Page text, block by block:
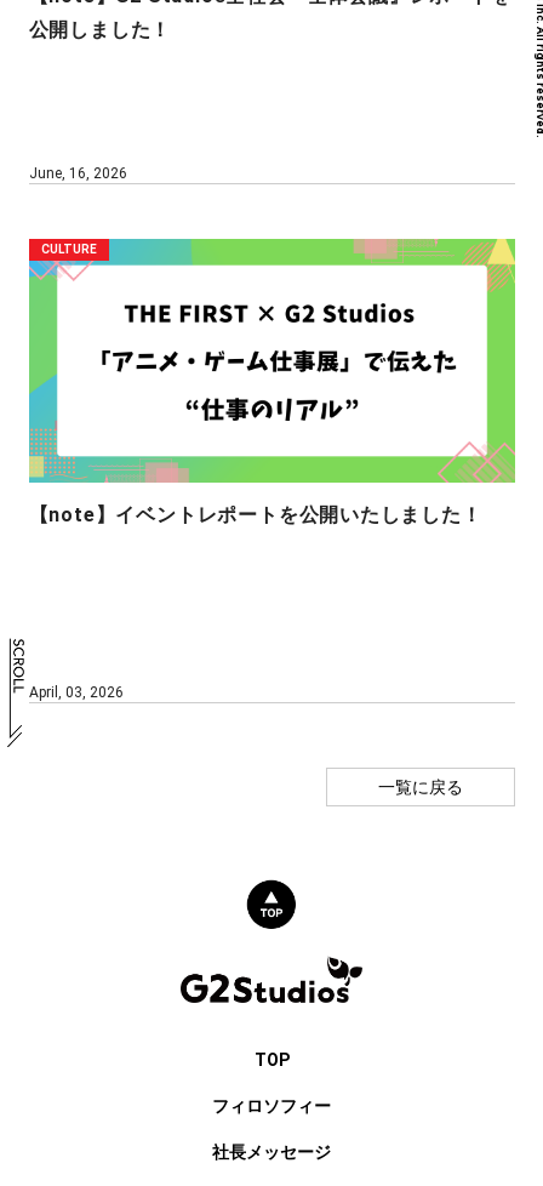
公開しました！
June, 16, 2026
CULTURE
【note】イベントレポートを公開いたしました！
April, 03, 2026
一覧に戻る
TOP
フィロソフィー
社長メッセージ